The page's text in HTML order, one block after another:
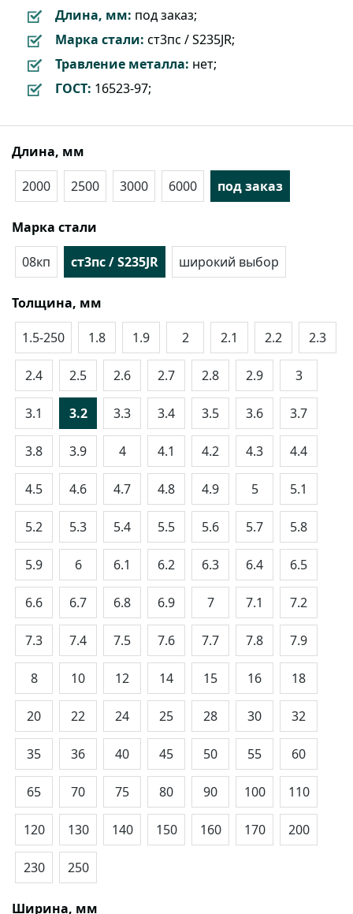
Длина, мм: под заказ;
Марка стали: ст3пс / S235JR;
Травление металла: нет;
ГОСТ: 16523-97;
Длина, мм
2000
2500 3000 6000 под заказ
Марка стали
08кп
ст3пс / S235JR широкий выбор
Толщина, мм
1.5-250
1.8 1.9 2 2.1 2.2 2.3
2.4 2.5 2.6 2.7 2.8 2.9 3
3.1 3.2 3.3 3.4 3.5 3.6 3.7
3.8 3.9 4 4.1 4.2 4.3 4.4
4.5 4.6 4.7 4.8 4.9 5 5.1
5.2 5.3 5.4 5.5 5.6 5.7 5.8
5.9 6 6.1 6.2 6.3 6.4 6.5
6.6 6.7 6.8 6.9 7 7.1 7.2
7.3 7.4 7.5 7.6 7.7 7.8 7.9
8 10 12 14 15 16 18
20 22 24 25 28 30 32
35 36 40 45 50 55 60
65 70 75 80 90 100 110
120 130 140 150 160 170 200
230 250
Ширина, мм